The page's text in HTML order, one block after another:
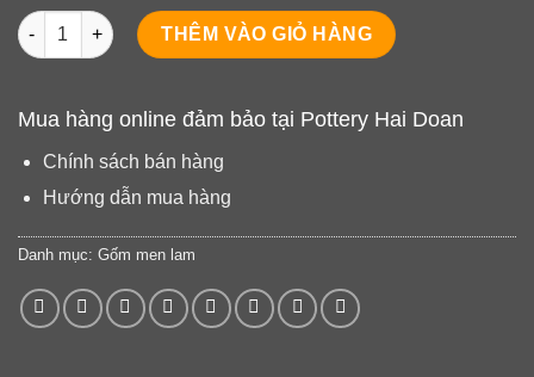
Hũ sứ men lam ngàn hoa số lượng
THÊM VÀO GIỎ HÀNG
Mua hàng online đảm bảo tại Pottery Hai Doan
Chính sách bán hàng
Hướng dẫn mua hàng
Danh mục: Gốm men lam